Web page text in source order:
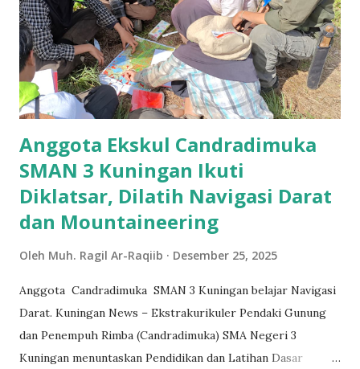
kehormatan dengan kehadiran Rektor STAI Kuningan, Dedy
Setiawan ME, yang memberikan sambutan serta dukungan
penuh terhadap eksistensi dan kegiatan PIM di Kabupaten
Kuningan. Dalam sambutannya, Dedy Setiawan
menyampaikan PIM merupakan organisasi yang termasuk
dalam kategori organisasi filantropi yang memiliki peran
penti...
Anggota Ekskul Candradimuka
SMAN 3 Kuningan Ikuti
Diklatsar, Dilatih Navigasi Darat
dan Mountaineering
Oleh Muh. Ragil Ar-Raqiib Desember 25, 2025
Anggota Candradimuka SMAN 3 Kuningan belajar Navigasi
Darat. Kuningan News – Ekstrakurikuler Pendaki Gunung
dan Penempuh Rimba (Candradimuka) SMA Negeri 3
Kuningan menuntaskan Pendidikan dan Latihan Dasar